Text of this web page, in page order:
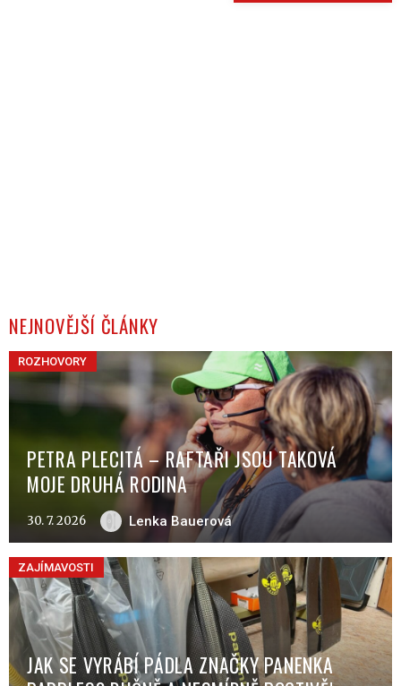
NEJNOVĚJŠÍ ČLÁNKY
ROZHOVORY
PETRA PLECITÁ – RAFTAŘI JSOU TAKOVÁ
MOJE DRUHÁ RODINA
30. 7. 2026 Lenka Bauerová
ZAJÍMAVOSTI
JAK SE VYRÁBÍ PÁDLA ZNAČKY PANENKA